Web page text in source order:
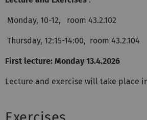
Monday, 10-12, room 43.2.102
Thursday, 12:15-14:00, room 43.2.104
First lecture: Monday 13.4.2026
Lecture and exercise will take place